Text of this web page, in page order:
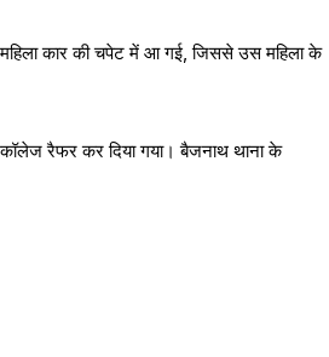
महिला कार की चपेट में आ गई, जिससे उस महिला के
कॉलेज रैफर कर दिया गया। बैजनाथ थाना के